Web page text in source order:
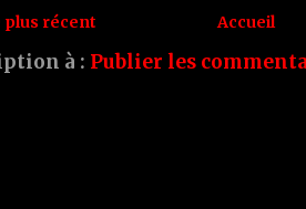
plus récent Accueil
à : Publier les